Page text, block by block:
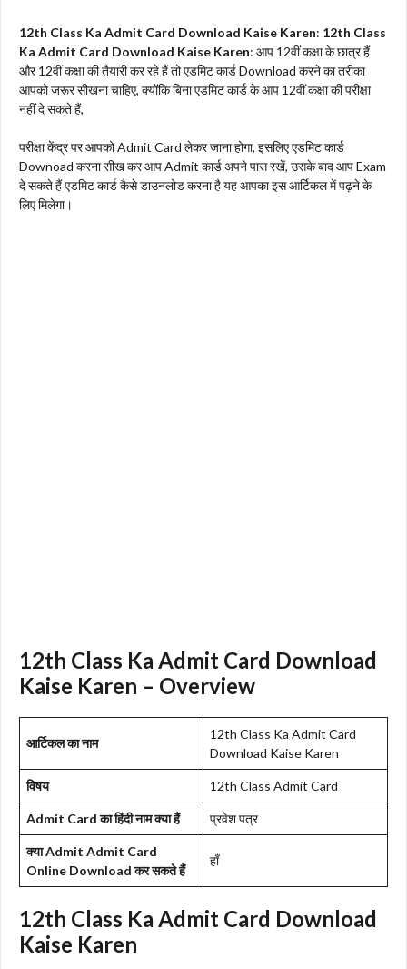
12th Class Ka Admit Card Download Kaise Karen: 12th Class
Ka Admit Card Download Kaise Karen: आप 12वीं कक्षा के छात्र हैं
और 12वीं कक्षा की तैयारी कर रहे हैं तो एडमिट कार्ड Download करने का तरीका
आपको जरूर सीखना चाहिए, क्योंकि बिना एडमिट कार्ड के आप 12वीं कक्षा की परीक्षा
नहीं दे सकते हैं,
परीक्षा केंद्र पर आपको Admit Card लेकर जाना होगा, इसलिए एडमिट कार्ड
Downoad करना सीख कर आप Admit कार्ड अपने पास रखें, उसके बाद आप Exam
दे सकते हैं एडमिट कार्ड कैसे डाउनलोड करना है यह आपका इस आर्टिकल में पढ़ने के
लिए मिलेगा।
12th Class Ka Admit Card Download
Kaise Karen – Overview
आर्टिकल का नाम
12th Class Ka Admit Card
Download Kaise Karen
विषय 12th Class Admit Card
Admit Card का हिंदी नाम क्या हैं प्रवेश पत्र
क्या Admit Admit Card
Online Download कर सकते हैं
हाँ
12th Class Ka Admit Card Download
Kaise Karen